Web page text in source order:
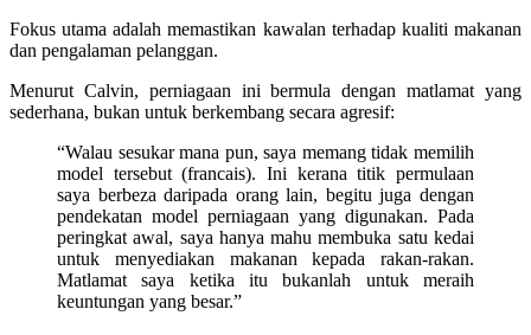
Fokus utama adalah memastikan kawalan terhadap kualiti makanan
dan pengalaman pelanggan.
Menurut Calvin, perniagaan ini bermula dengan matlamat yang
sederhana, bukan untuk berkembang secara agresif:
“Walau sesukar mana pun, saya memang tidak memilih
model tersebut (francais). Ini kerana titik permulaan
saya berbeza daripada orang lain, begitu juga dengan
pendekatan model perniagaan yang digunakan. Pada
peringkat awal, saya hanya mahu membuka satu kedai
untuk menyediakan makanan kepada rakan-rakan.
Matlamat saya ketika itu bukanlah untuk meraih
keuntungan yang besar.”